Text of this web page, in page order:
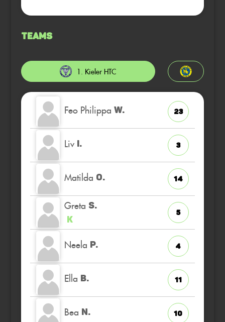
Teams
1. Kieler HTC
Feo Philippa W. 23
Liv I. 3
Matilda O. 14
Greta S.
K
5
Neela P. 4
Ella B. 11
Bea N. 10